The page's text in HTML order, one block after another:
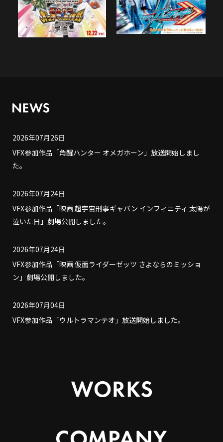
2026年07月26日
VFX参加作品「角醒ハンター オメガホーン」放送開始しまし
た。
2026年07月24日
VFX参加作品「映画 超宇宙刑事ギャバン インフィニティ 太陽が
泣いた日」劇場公開しました。
2026年07月24日
VFX参加作品「映画 仮面ライダーゼッツ さよならのミッショ
ン」劇場公開しました。
2026年07月04日
VFX参加作品「ウルトラマンテオ」放送開始しました。